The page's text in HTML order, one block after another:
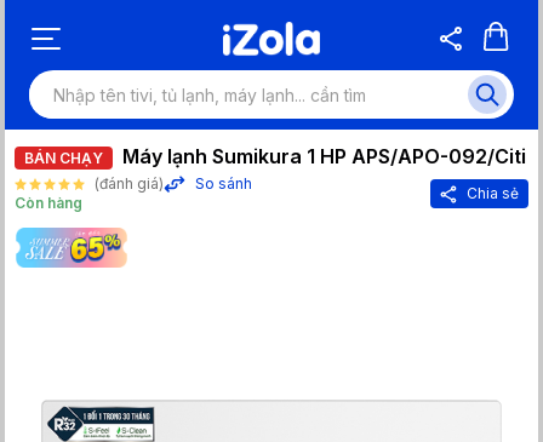
BÁN CHẠY Máy lạnh Sumikura 1 HP APS/APO-092/Citi
(đánh giá)
So sánh
Còn hàng
Chia sẻ